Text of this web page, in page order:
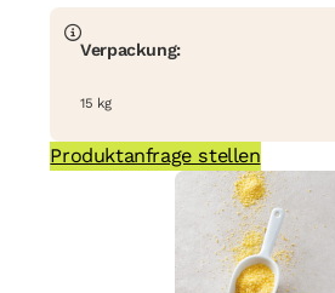
Verpackung:
15 kg
Produktanfrage stellen